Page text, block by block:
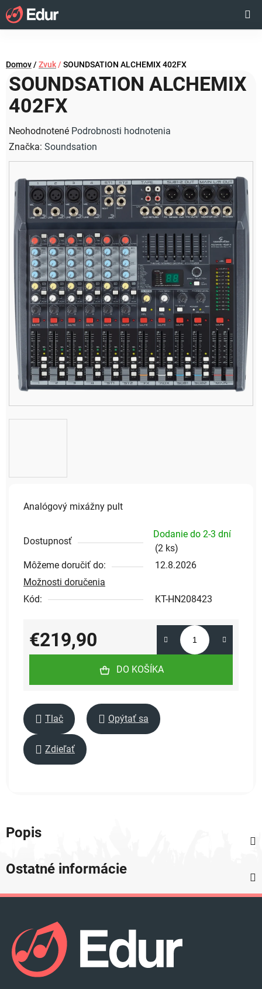
Prejsť
na
obsah
KOŠÍK
Domov/ Zvuk / SOUNDSATION ALCHEMIX 402FX
Analógový mixážny pult
Dostupnosť
Dodanie do 2-3 dní
(2 ks)
Môžeme doručiť do:
12.8.2026
Možnosti doručenia
Kód:
KT-HN208423
€219,90
Jednotková cena:
DO KOŠÍKA
Tlač Opýtať sa
Zdieľať
SOUNDSATION ALCHEMIX
402FX
Priemerné
hodnotenie
produktu
0,0
hviezdičiek.
Neohodnotené Podrobnosti hodnotenia
Značka: Soundsation
Popis
Ostatné informácie